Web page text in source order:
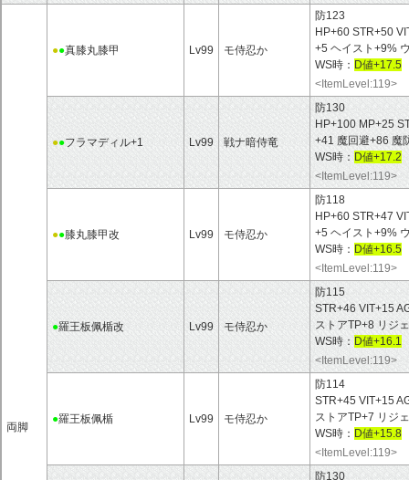
両脚
●●真膝丸膝甲 Lv99 モ侍忍か
防123
HP+60 STR+50
+5 ヘイスト+9%
WS時： D値+17.5
<ItemLevel:119>
●●フラマディル+1 Lv99 戦ナ暗侍竜
防130
HP+100 MP+25
+41 魔回避+86 魔
WS時： D値+17.2
<ItemLevel:119>
●●膝丸膝甲改 Lv99 モ侍忍か
防118
HP+60 STR+47
+5 ヘイスト+9%
WS時： D値+16.5
<ItemLevel:119>
●羅王板佩楯改 Lv99 モ侍忍か
防115
STR+46 VIT+15
ストアTP+8 リジ
WS時： D値+16.1
<ItemLevel:119>
●羅王板佩楯 Lv99 モ侍忍か
防114
STR+45 VIT+15
ストアTP+7 リジ
WS時： D値+15.8
<ItemLevel:119>
防130